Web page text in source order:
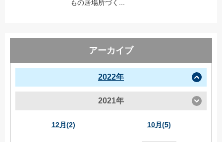
もの居場所づく...
アーカイブ
2022年
2021年
12月(2) 10月(5)